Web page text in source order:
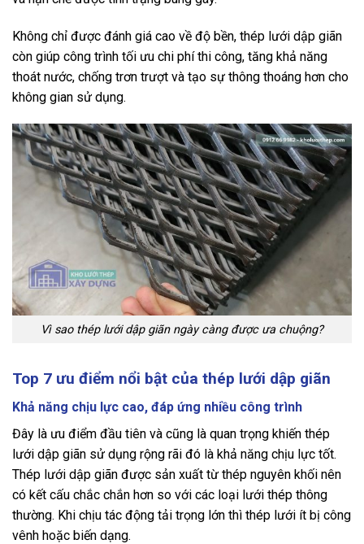
Không chỉ được đánh giá cao về độ bền, thép lưới dập giãn
còn giúp công trình tối ưu chi phí thi công, tăng khả năng
thoát nước, chống trơn trượt và tạo sự thông thoáng hơn cho
không gian sử dụng.
Vì sao thép lưới dập giãn ngày càng được ưa chuộng?
Top 7 ưu điểm nổi bật của thép lưới dập giãn
Khả năng chịu lực cao, đáp ứng nhiều công trình
Đây là ưu điểm đầu tiên và cũng là quan trọng khiến thép
lưới dập giãn sử dụng rộng rãi đó là khả năng chịu lực tốt.
Thép lưới dập giãn được sản xuất từ thép nguyên khối nên
có kết cấu chắc chắn hơn so với các loại lưới thép thông
thường. Khi chịu tác động tải trọng lớn thì thép lưới ít bị công
vênh hoặc biến dạng.